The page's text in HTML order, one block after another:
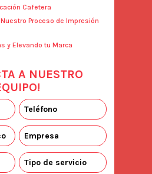
Cafetera
Proceso de Impresión
y Elevando tu Marca
A NUESTRO